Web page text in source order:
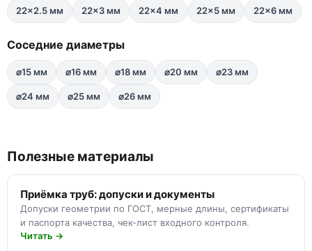
22×2.5 мм 22×3 мм 22×4 мм 22×5 мм 22×6 мм
Соседние диаметры
⌀15 мм ⌀16 мм ⌀18 мм ⌀20 мм ⌀23 мм
⌀24 мм ⌀25 мм ⌀26 мм
Полезные материалы
Приёмка труб: допуски и документы
Допуски геометрии по ГОСТ, мерные длины, сертификаты
и паспорта качества, чек-лист входного контроля.
Читать →